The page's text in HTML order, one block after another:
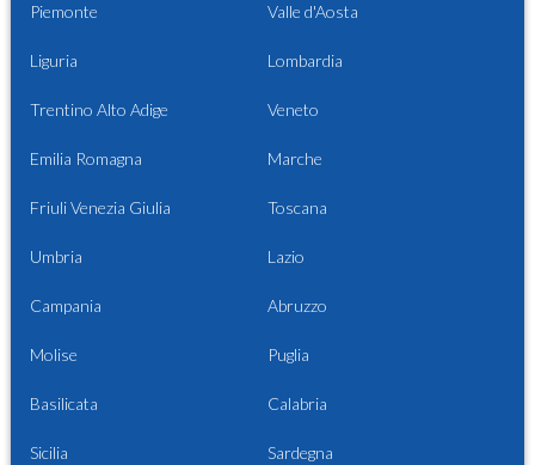
Piemonte Valle d'Aosta
Liguria Lombardia
Trentino Alto Adige Veneto
Emilia Romagna Marche
Friuli Venezia Giulia Toscana
Umbria Lazio
Campania Abruzzo
Molise Puglia
Basilicata Calabria
Sicilia Sardegna